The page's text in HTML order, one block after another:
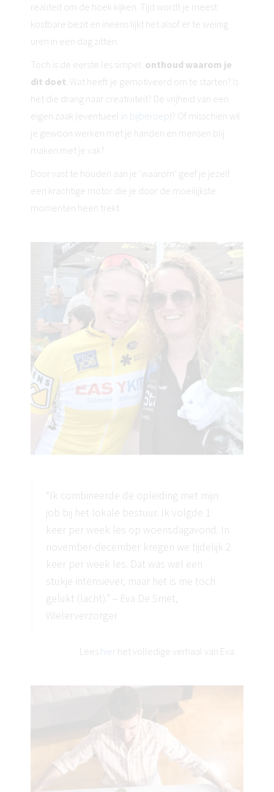
realiteit om de hoek kijken. Tijd wordt je meest
kostbare bezit en ineens lijkt het alsof er te weinig
uren in een dag zitten.
Toch is de eerste les simpel: onthoud waarom je
dit doet. Wat heeft je gemotiveerd om te starten? Is
het die drang naar creativiteit? De vrijheid van een
eigen zaak (eventueel in bijberoep)? Of misschien wil
je gewoon werken met je handen en mensen blij
maken met je vak?
Door vast te houden aan je ‘waarom’ geef je jezelf
een krachtige motor die je door de moeilijkste
momenten heen trekt.
“Ik combineerde de opleiding met mijn
job bij het lokale bestuur. Ik volgde 1
keer per week les op woensdagavond. In
november-december kregen we tijdelijk 2
keer per week les. Dat was wel een
stukje intensiever, maar het is me toch
gelukt (lacht).” – Eva De Smet,
Wielerverzorger
Lees hier het volledige verhaal van Eva.